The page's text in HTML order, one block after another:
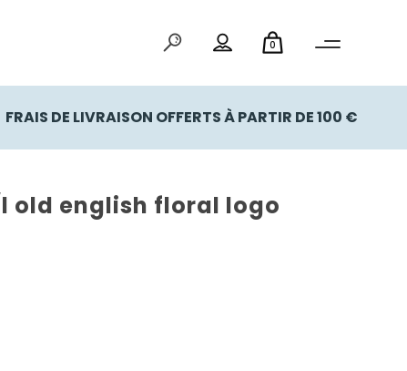
0
FRAIS DE LIVRAISON OFFERTS À PARTIR DE 100 €
old english floral logo